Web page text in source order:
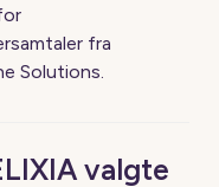
fra
Solutions.
valgte